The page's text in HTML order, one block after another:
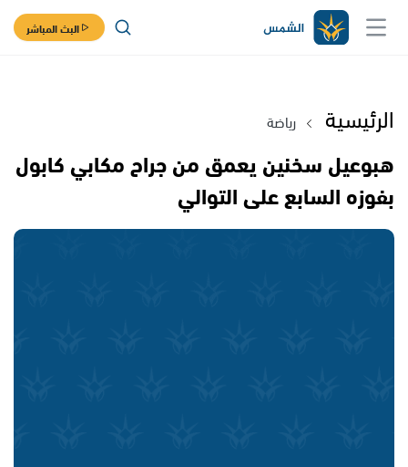
البث المباشر
الرئيسية رياضة
هبوعيل سخنين يعمق من جراح مكابي كابول
بفوزه السابع على التوالي